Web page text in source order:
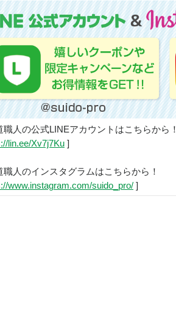
人の公式LINEアカウントはこちらから！
lin.ee/Xv7j7Ku ]
人のインスタグラムはこちらから！
www.instagram.com/suido_pro/ ]